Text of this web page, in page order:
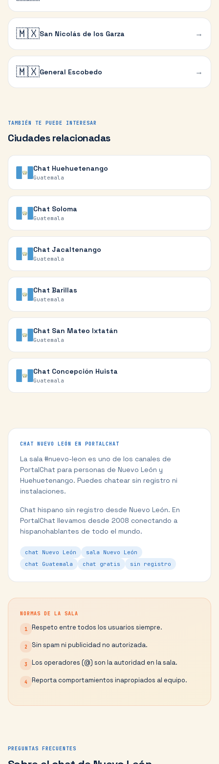
🇲🇽San Nicolás de los Garza →
🇲🇽General Escobedo →
TAMBIÉN TE PUEDE INTERESAR
Ciudades relacionadas
Chat Huehuetenango
Guatemala
Chat Soloma
Guatemala
Chat Jacaltenango
Guatemala
Chat Barillas
Guatemala
Chat San Mateo Ixtatán
Guatemala
Chat Concepción Huista
Guatemala
CHAT NUEVO LEÓN EN PORTALCHAT
La sala #nuevo-leon es uno de los canales de
PortalChat para personas de Nuevo León y
Huehuetenango. Puedes chatear sin registro ni
instalaciones.
Chat hispano sin registro desde Nuevo León. En
PortalChat llevamos desde 2008 conectando a
hispanohablantes de todo el mundo.
chat Nuevo León
sala Nuevo León
chat Guatemala
chat gratis sin registro
NORMAS DE LA SALA
1 Respeto entre todos los usuarios siempre.
2 Sin spam ni publicidad no autorizada.
3 Los operadores (@) son la autoridad en la sala.
4 Reporta comportamientos inapropiados al equipo.
PREGUNTAS FRECUENTES